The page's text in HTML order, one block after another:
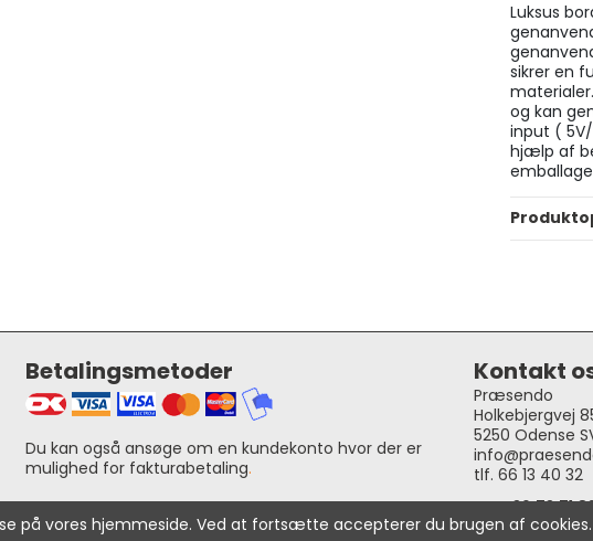
Luksus
sikrer en
og kan
input (
hjælp af
Betalingsmetoder
Du kan også ansøge om en kundekonto hvor der er
mulighed for fakturabetaling.
Kontakt
Præsendo
Holkebjergvej
5250 Odense
tlf. 66 13 40 32
CVR: 36 73 71
på vores hjemmeside. Ved at fortsætte accepterer du brugen af cookies.